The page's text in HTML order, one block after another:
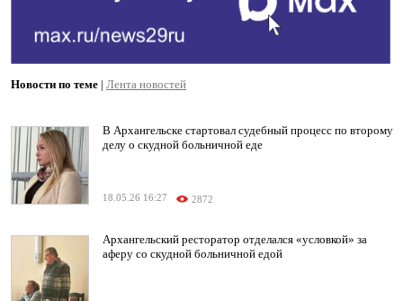
Новости по теме | Лента новостей
В Архангельске стартовал судебный процесс по второму
делу о скудной больничной еде
18.05.26 16:27 2872
Архангельский ресторатор отделался «условкой» за
аферу со скудной больничной едой